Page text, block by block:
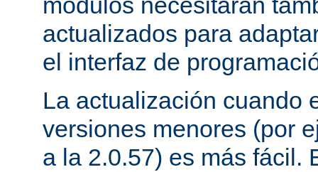
actualizados para
el interfaz de
La actualización cuando
versiones menores (por
a la 2.0.57) es más fácil.